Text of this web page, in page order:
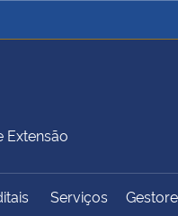
da Justiça e
do Turismo
Extensão
Serviços